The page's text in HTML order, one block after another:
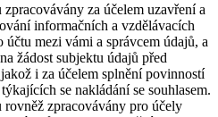
za účelem uzavření a
informačních a vzdělávacích
účtu mezi vámi a správcem údajů, a
žádost subjektu údajů před
i za účelem splnění povinností
se nakládání se souhlasem.
rovněž zpracovávány pro účely